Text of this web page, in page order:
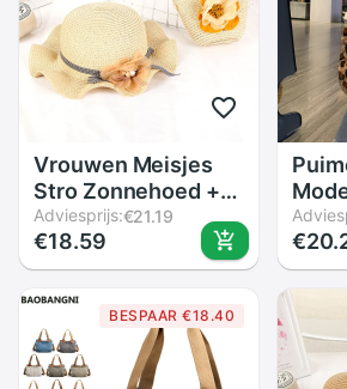
Vrouwen Meisjes
Stro Zonnehoed +
Leuke Bloem Stro
Schoudertas Set
Zomer Strand Kit
Beste -Wt
Adviesprijs:€21.19
€18.59
BESPAAR €18.40